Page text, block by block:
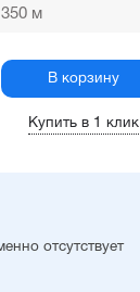
м
В корзину
Купить в 1 клик
отсутствует